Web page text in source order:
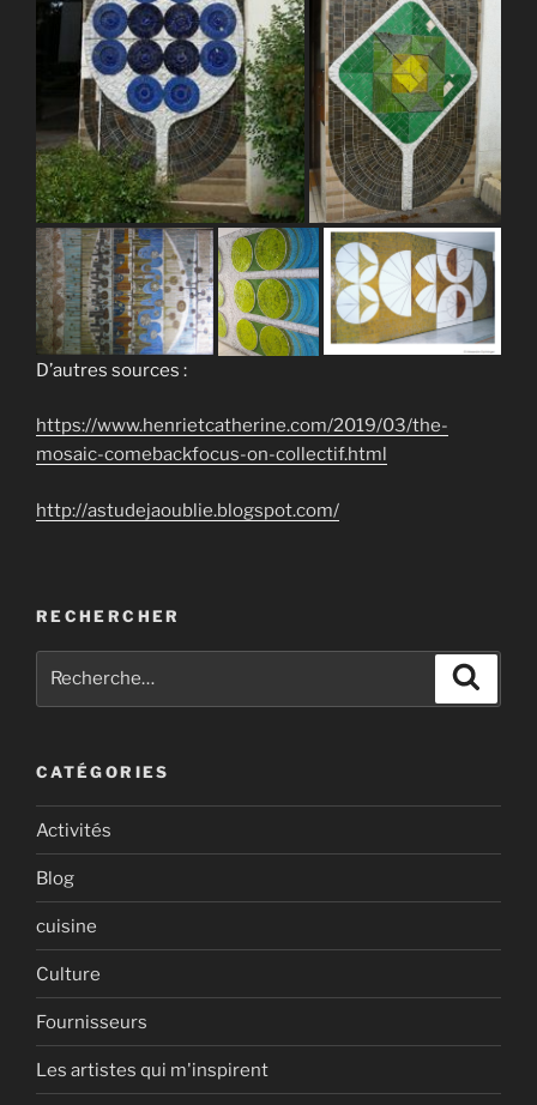
D’autres sources :
https://www.henrietcatherine.com/2019/03/the-
mosaic-comebackfocus-on-collectif.html
http://astudejaoublie.blogspot.com/
RECHERCHER
CATÉGORIES
Activités
Blog
cuisine
Culture
Fournisseurs
Les artistes qui m'inspirent